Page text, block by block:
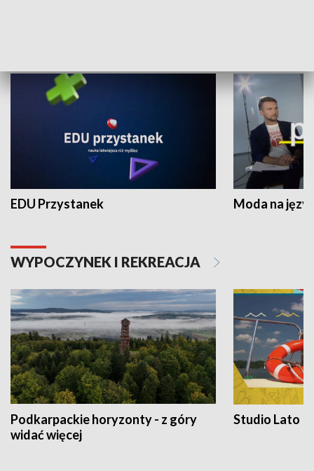
EDU Przystanek Moda na
WYPOCZYNEK I REKREACJA
Podkarpackie horyzonty - z góry
widać więcej
Studio Lato